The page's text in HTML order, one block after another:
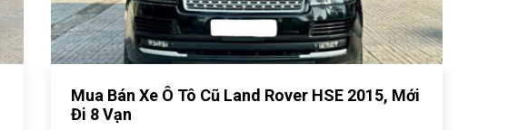
Mua Bán Xe Ô Tô Cũ Land Rover HSE 2015, Mới
Đi 8 Vạn